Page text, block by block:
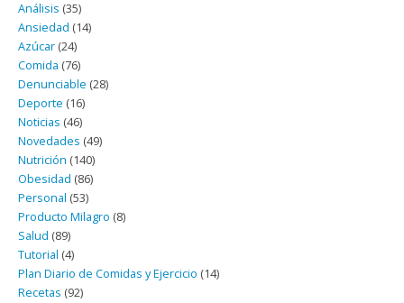
Análisis (35)
Ansiedad (14)
Azúcar (24)
Comida (76)
Denunciable (28)
Deporte (16)
Noticias (46)
Novedades (49)
Nutrición (140)
Obesidad (86)
Personal (53)
Producto Milagro (8)
Salud (89)
Tutorial (4)
Plan Diario de Comidas y Ejercicio (14)
Recetas (92)